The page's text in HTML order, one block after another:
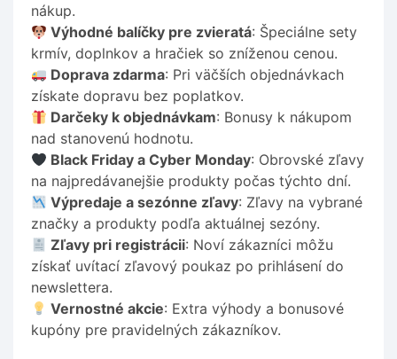
nákup.
Výhodné balíčky pre zvieratá: Špeciálne sety
krmív, doplnkov a hračiek so zníženou cenou.
Doprava zdarma: Pri väčších objednávkach
získate dopravu bez poplatkov.
Darčeky k objednávkam: Bonusy k nákupom
nad stanovenú hodnotu.
Black Friday a Cyber Monday: Obrovské zľavy
na najpredávanejšie produkty počas týchto dní.
Výpredaje a sezónne zľavy: Zľavy na vybrané
značky a produkty podľa aktuálnej sezóny.
Zľavy pri registrácii: Noví zákazníci môžu
získať uvítací zľavový poukaz po prihlásení do
newslettera.
Vernostné akcie: Extra výhody a bonusové
kupóny pre pravidelných zákazníkov.